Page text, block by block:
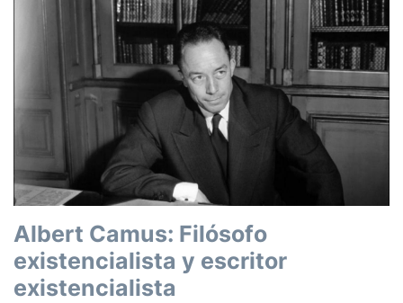
Albert Camus: Filósofo
existencialista y escritor
existencialista